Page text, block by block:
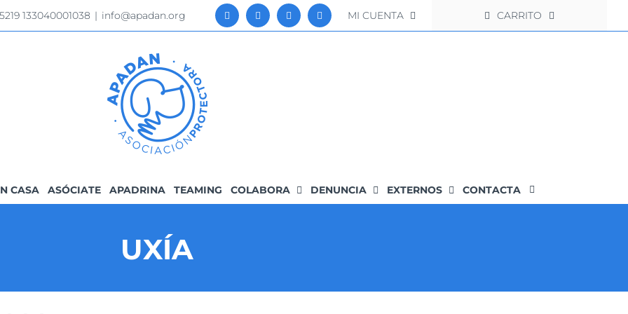
133040001038 | info@apadan.org MI CUENTA CARRITO
CASA ASÓCIATE APADRINA TEAMING COLABORA DENUNCIA EXTERNOS CONTACTA
UXÍA